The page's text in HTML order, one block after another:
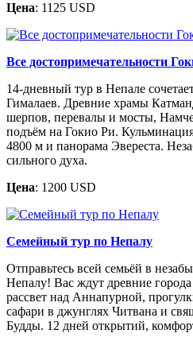
Цена: 1125 USD
Все достопримечательности
14-дневный тур в Непале
Гималаев. Древние храмы
шерпов, перевалы и мосты,
подъём на Гокио Ри.
4800 м и панорама Эвереста.
сильного духа.
Цена: 1200 USD
Семейный тур по Непалу
Отправьтесь всей семьёй в
Непалу! Вас ждут древние
рассвет над Аннапурной,
сафари в джунглях Читвана и
Будды. 12 дней открытий,